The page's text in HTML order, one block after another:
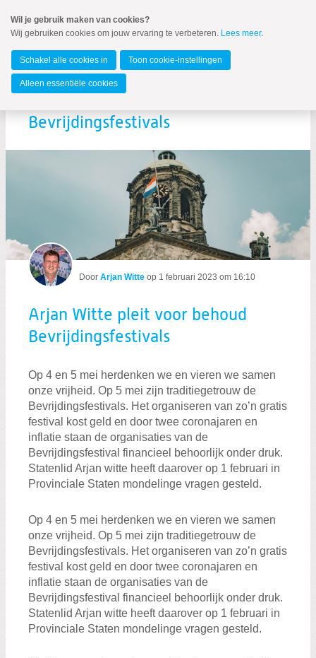
naar
Spring
de
inhoud
Spring
naar
hoofdmenu
Zuid-Holland
MENU
Landelijk nieuws ChristenUnie
Zoeken
Bevrijdingsfestivals
Door Arjan Witte op 1 februari 2023 om 16:10
Arjan Witte pleit voor behoud
Bevrijdingsfestivals
Op 4 en 5 mei herdenken we en vieren we samen
onze vrijheid. Op 5 mei zijn traditiegetrouw de
Bevrijdingsfestivals. Het organiseren van zo’n gratis
festival kost geld en door twee coronajaren en
inflatie staan de organisaties van de
Bevrijdingsfestival financieel behoorlijk onder druk.
Statenlid Arjan witte heeft daarover op 1 februari in
Provinciale Staten mondelinge vragen gesteld.
Op 4 en 5 mei herdenken we en vieren we samen
onze vrijheid. Op 5 mei zijn traditiegetrouw de
Bevrijdingsfestivals. Het organiseren van zo’n gratis
festival kost geld en door twee coronajaren en
inflatie staan de organisaties van de
Bevrijdingsfestival financieel behoorlijk onder druk.
Statenlid Arjan witte heeft daarover op 1 februari in
Provinciale Staten mondelinge vragen gesteld.
Wil je gebruik maken van cookies?
Wij gebruiken cookies om jouw ervaring te verbeteren. Lees meer.
Schakel alle cookies in Toon cookie-instellingen
Alleen essentiële cookies